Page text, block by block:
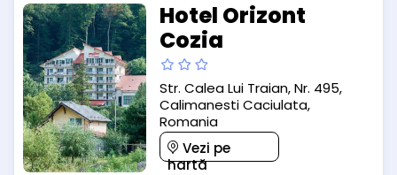
Hotel Orizont
Cozia
Str. Calea Lui Traian, Nr. 495,
Calimanesti Caciulata,
Romania
Vezi pe
hartă